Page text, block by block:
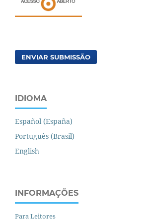
ENVIAR SUBMISSÃO
IDIOMA
Español (España)
Português (Brasil)
English
INFORMAÇÕES
Para Leitores